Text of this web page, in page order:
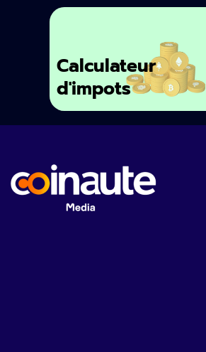
Calculateur
d'impots